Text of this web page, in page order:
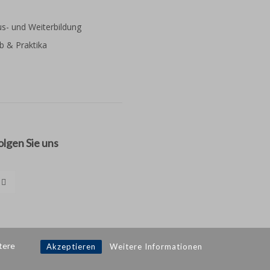
Akzeptieren Weitere Informationen
und Weiterbildung
& Praktika
Sie uns